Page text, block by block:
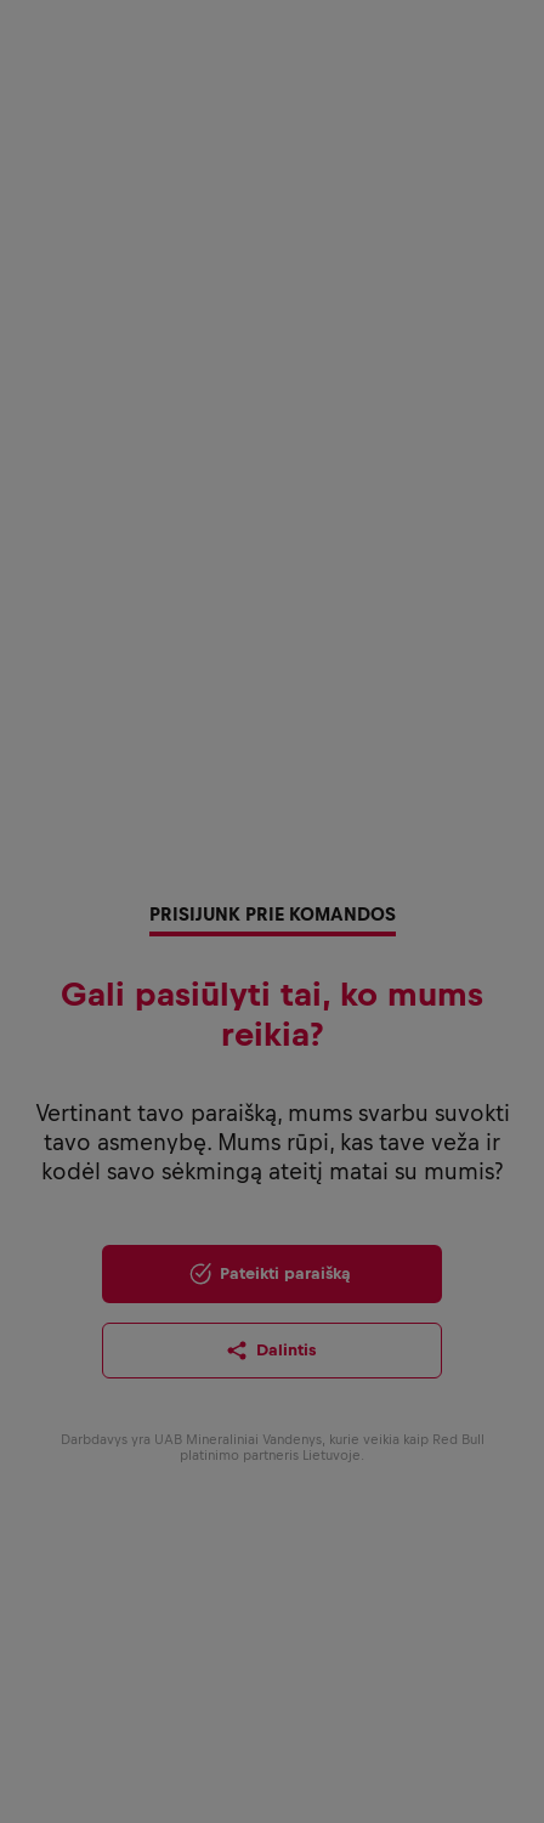
PRISIJUNK PRIE KOMANDOS
Gali pasiūlyti tai, ko mums
reikia?
Vertinant tavo paraišką, mums svarbu suvokti
tavo asmenybę. Mums rūpi, kas tave veža ir
kodėl savo sėkmingą ateitį matai su mumis?
Pateikti paraišką
Dalintis
Darbdavys yra UAB Mineraliniai Vandenys, kurie veikia kaip Red Bull
platinimo partneris Lietuvoje.